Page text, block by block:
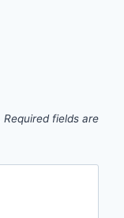
Required fields are